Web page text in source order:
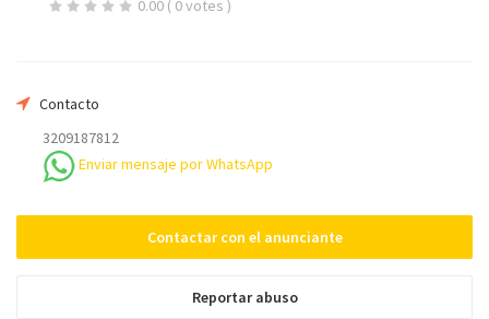
0.00 ( 0 votes )
Contacto
3209187812
Enviar mensaje por WhatsApp
Contactar con el anunciante
Reportar abuso
Mensaje